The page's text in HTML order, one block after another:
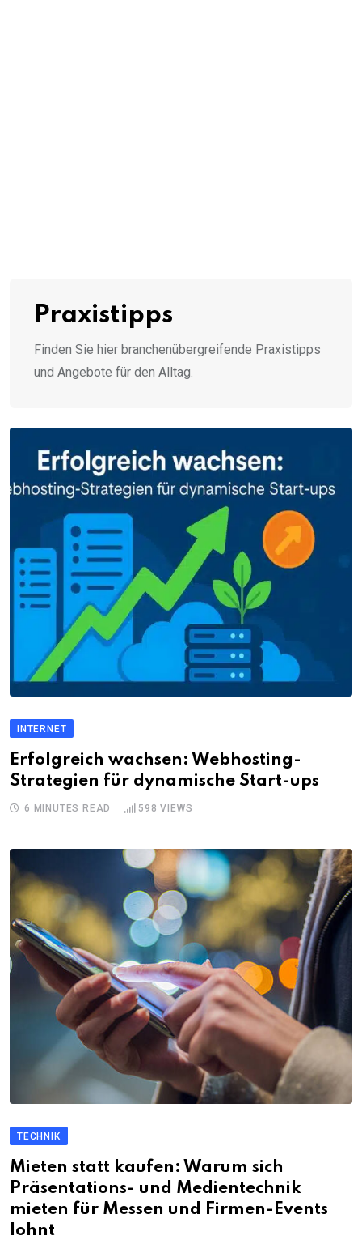
Praxistipps
Finden Sie hier branchenübergreifende Praxistipps
und Angebote für den Alltag.
INTERNET
Erfolgreich wachsen: Webhosting-
Strategien für dynamische Start-ups
6 MINUTES READ 598 VIEWS
TECHNIK
Mieten statt kaufen: Warum sich
Präsentations- und Medientechnik
mieten für Messen und Firmen-Events
lohnt